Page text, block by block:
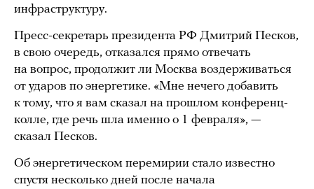
инфраструктуру.
Пресс-секретарь президента РФ Дмитрий Песков,
в свою очередь, отказался прямо отвечать
на вопрос, продолжит ли Москва воздерживаться
от ударов по энергетике. «Мне нечего добавить
к тому, что я вам сказал на прошлом конференц-
колле, где речь шла именно о 1 февраля», —
сказал Песков.
Об энергетическом перемирии стало известно
спустя несколько дней после начала